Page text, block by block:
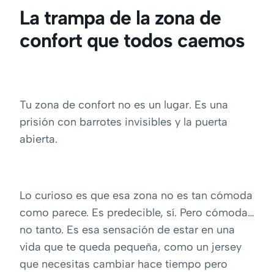
La trampa de la zona de
confort que todos caemos
Tu zona de confort no es un lugar. Es una
prisión con barrotes invisibles y la puerta
abierta.
Lo curioso es que esa zona no es tan cómoda
como parece. Es predecible, sí. Pero cómoda…
no tanto. Es esa sensación de estar en una
vida que te queda pequeña, como un jersey
que necesitas cambiar hace tiempo pero